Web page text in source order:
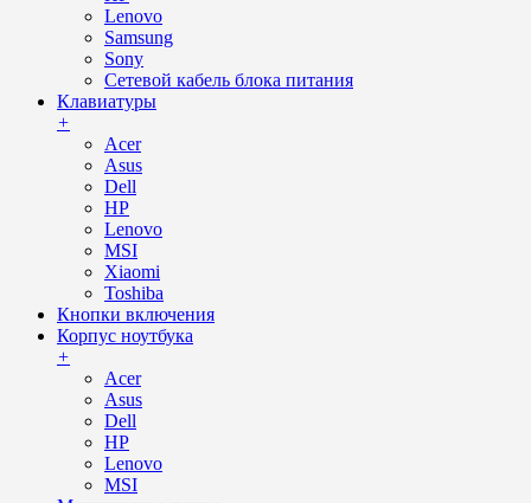
Lenovo
Samsung
Sony
Сетевой кабель блока питания
Клавиатуры
+
Acer
Asus
Dell
HP
Lenovo
MSI
Xiaomi
Toshiba
Кнопки включения
Корпус ноутбука
+
Acer
Asus
Dell
HP
Lenovo
MSI